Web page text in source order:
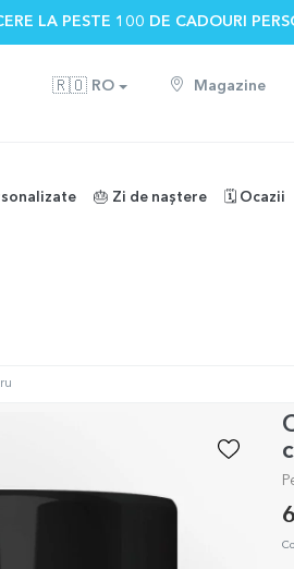
LA PESTE 100 DE CADOURI
🇷🇴 RO Magazine
🎂 Zi de naștere 🗓️ Ocazii